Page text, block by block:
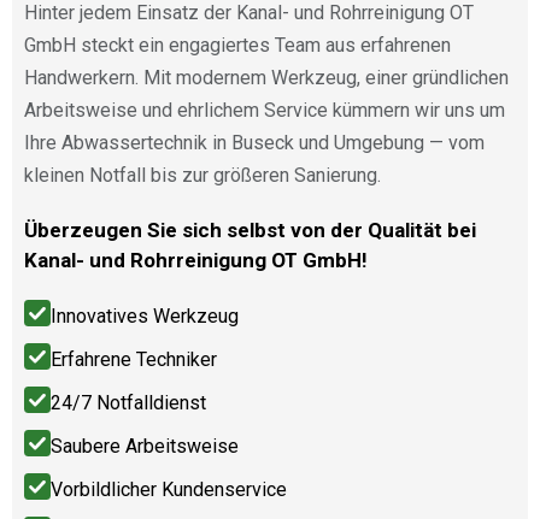
Hinter jedem Einsatz der Kanal- und Rohrreinigung OT
GmbH steckt ein engagiertes Team aus erfahrenen
Handwerkern. Mit modernem Werkzeug, einer gründlichen
Arbeitsweise und ehrlichem Service kümmern wir uns um
Ihre Abwassertechnik in Buseck und Umgebung — vom
kleinen Notfall bis zur größeren Sanierung.
Überzeugen Sie sich selbst von der Qualität bei
Kanal- und Rohrreinigung OT GmbH!
Innovatives Werkzeug
Erfahrene Techniker
24/7 Notfalldienst
Saubere Arbeitsweise
Vorbildlicher Kundenservice